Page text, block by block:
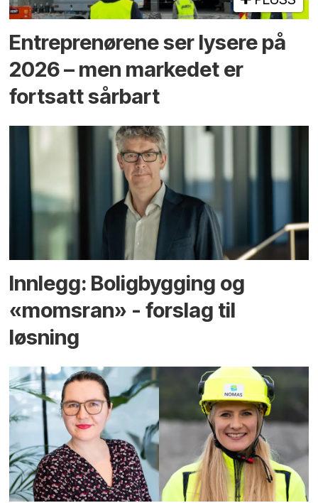
Entreprenørene ser lysere på
2026 – men markedet er
fortsatt sårbart
Innlegg: Boligbygging og
«momsran» - forslag til
løsning